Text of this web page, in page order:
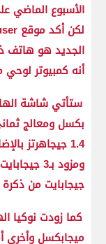
أنه كمبيوتر
جيجابايت من ذكرة